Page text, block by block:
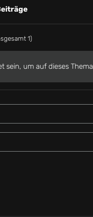
1)
sein, um auf dieses